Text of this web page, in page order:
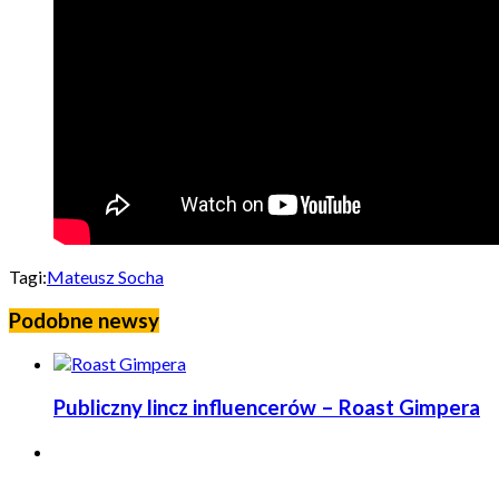
Tagi:Mateusz Socha
Podobne newsy
Publiczny lincz influencerów – Roast Gimpera